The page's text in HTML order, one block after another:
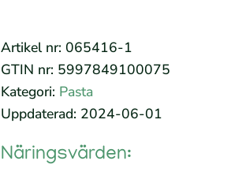
Artikel nr: 065416-1
GTIN nr: 5997849100075
Kategori: Pasta
Uppdaterad: 2024-06-01
Näringsvärden: